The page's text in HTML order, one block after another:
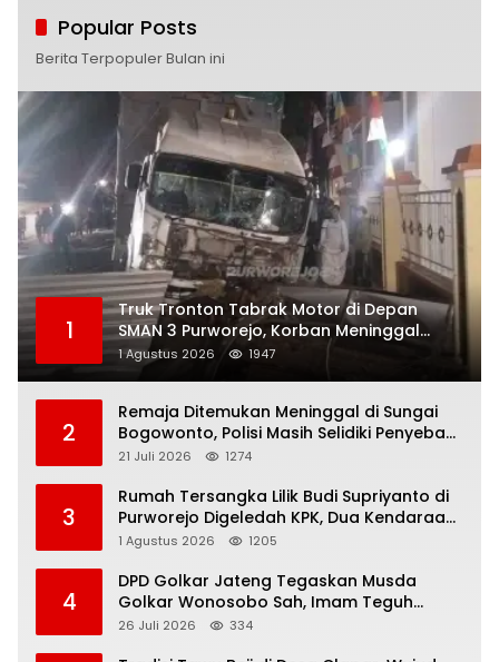
Popular Posts
Berita Terpopuler Bulan ini
1
Truk Tronton Tabrak Motor di Depan
SMAN 3 Purworejo, Korban Meninggal
Dunia, Polisi Masih Selidiki Penyebab
1 Agustus 2026 1947
2
Remaja Ditemukan Meninggal di Sungai
Bogowonto, Polisi Masih Selidiki Penyebab
Kematian
21 Juli 2026 1274
3
Rumah Tersangka Lilik Budi Supriyanto di
Purworejo Digeledah KPK, Dua Kendaraan
Diamankan
1 Agustus 2026 1205
4
DPD Golkar Jateng Tegaskan Musda
Golkar Wonosobo Sah, Imam Teguh
Purnomo Terpilih Secara Aklamasi
26 Juli 2026 334